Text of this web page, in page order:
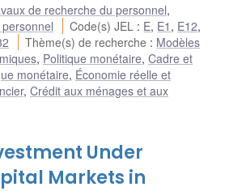
de recherche du personnel,
Code(s) JEL : E, E1 , E12,
Thème(s) de recherche : Modèles
, Politique monétaire, Cadre et
monétaire, Économie réelle et
, Crédit aux ménages et aux
Under
Markets in